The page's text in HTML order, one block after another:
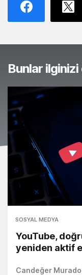
Bunlar
SOSYAL MEDYA
YouTube,
yeniden aktif
Candeğer